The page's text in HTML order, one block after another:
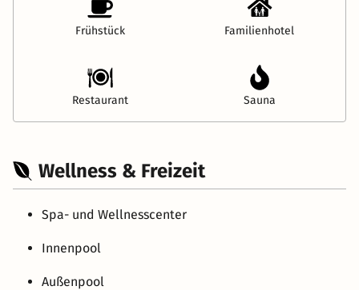
Frühstück Familienhotel
Restaurant Sauna
Wellness & Freizeit
Spa- und Wellnesscenter
Innenpool
Außenpool